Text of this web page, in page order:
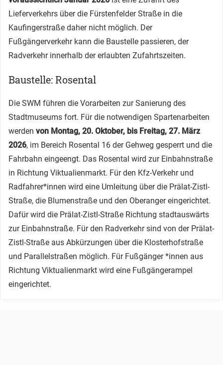
Lieferverkehrs über die Fürstenfelder Straße in die
Kaufingerstraße daher nicht möglich. Der
Fußgängerverkehr kann die Baustelle passieren, der
Radverkehr innerhalb der erlaubten Zufahrtszeiten.
Baustelle: Rosental
Die SWM führen die Vorarbeiten zur Sanierung des
Stadtmuseums fort. Für die notwendigen Spartenarbeiten
werden von Montag, 20. Oktober, bis Freitag, 27. März
2026, im Bereich Rosental 16 der Gehweg gesperrt und die
Fahrbahn eingeengt. Das Rosental wird zur Einbahnstraße
in Richtung Viktualienmarkt. Für den Kfz-Verkehr und
Radfahrer*innen wird eine Umleitung über die Prälat-Zistl-
Straße, die Blumenstraße und den Oberanger eingerichtet.
Dafür wird die Prälat-Zistl-Straße Richtung stadtauswärts
zur Einbahnstraße. Für den Radverkehr sind von der Prälat-
Zistl-Straße aus Abkürzungen über die Klosterhofstraße
und Parallelstraßen möglich. Für Fußgänger *innen aus
Richtung Viktualienmarkt wird eine Fußgängerampel
eingerichtet.